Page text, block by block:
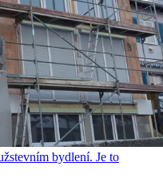
bydlení. Je to